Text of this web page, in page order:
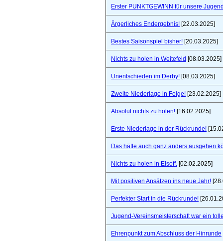
Erster PUNKTGEWINN für unsere
Ärgerliches Endergebnis! [22.03.2025]
Bestes Saisonspiel bisher! [20.03.2025]
Nichts zu holen in Weitefeld [08.03.2025]
Unentschieden im Derby! [08.03.2025]
Zweite Niederlage in Folge! [23.02.2025]
Absolut nichts zu holen! [16.02.2025]
Erste Niederlage in der Rückrunde!
Das hätte auch ganz anders ausgehen
Nichts zu holen in Elsoff. [02.02.2025]
Mit positiven Ansätzen ins neue Jahr!
Perfekter Start in die Rückrunde!
Jugend-Vereinsmeisterschaft war ein
Ehrenpunkt zum Abschluss der Hinrunde